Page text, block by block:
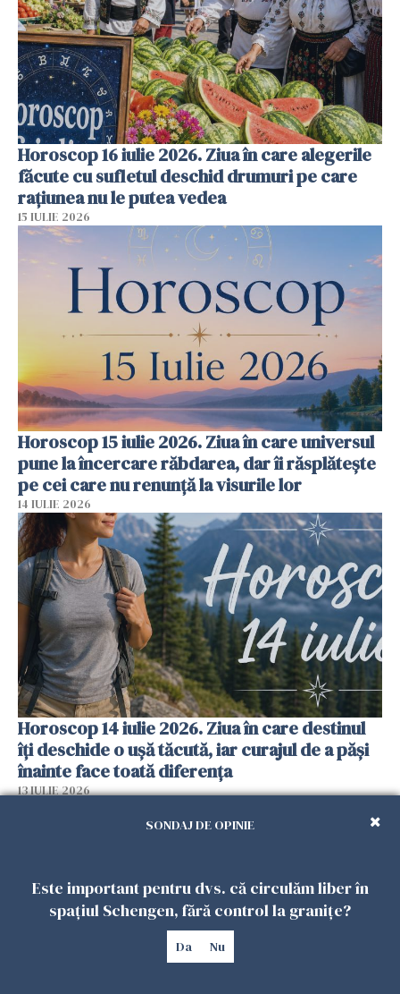
Horoscop 16 iulie 2026. Ziua în care alegerile
făcute cu sufletul deschid drumuri pe care
rațiunea nu le putea vedea
15 IULIE 2026
Horoscop 15 iulie 2026. Ziua în care universul
pune la încercare răbdarea, dar îi răsplătește
pe cei care nu renunță la visurile lor
14 IULIE 2026
Horoscop 14 iulie 2026. Ziua în care destinul
îți deschide o ușă tăcută, iar curajul de a păși
înainte face toată diferența
13 IULIE 2026
SONDAJ DE OPINIE
Este important pentru dvs. că circulăm liber în
spațiul Schengen, fără control la granițe?
Da Nu